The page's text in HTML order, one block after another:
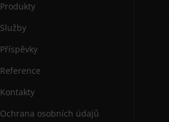
Produkty
Služby
Příspěvky
Reference
Kontakty
Ochrana osobních údajů